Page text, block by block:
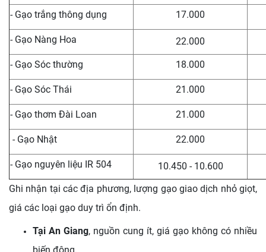
- Gạo trắng thông dụng 17.000
- Gạo Nàng Hoa 22.000
- Gạo Sóc thường 18.000
- Gạo Sóc Thái 21.000
- Gạo thơm Đài Loan 21.000
- Gạo Nhật 22.000
- Gạo nguyên liệu IR 504
10.450 - 10.600
Ghi nhận tại các địa phương, lượng gạo giao dịch nhỏ giọt,
giá các loại gạo duy trì ổn định.
Tại An Giang, nguồn cung ít, giá gạo không có nhiều